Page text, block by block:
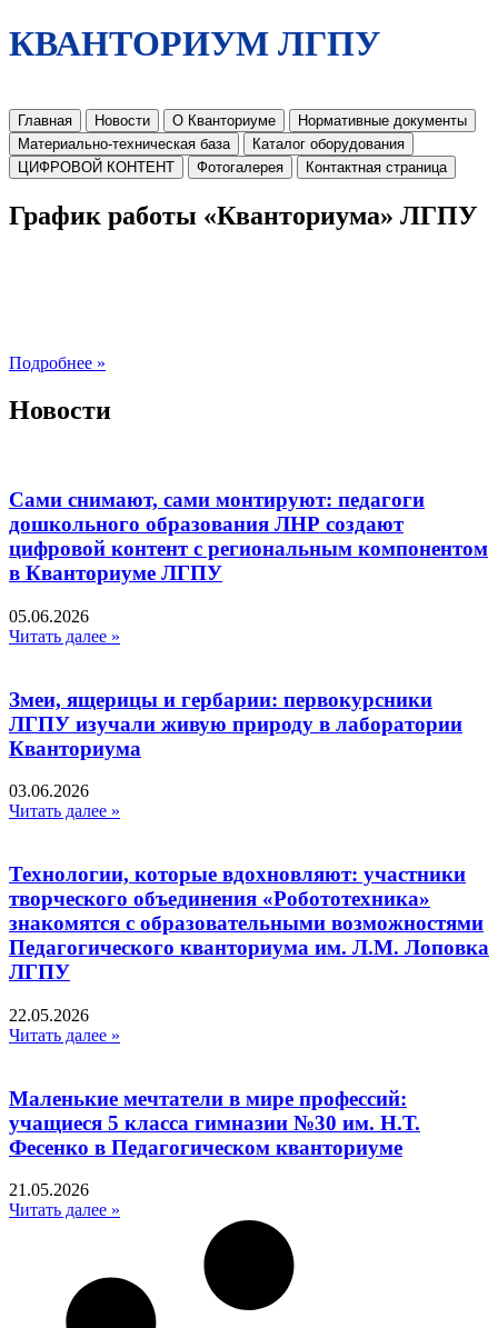
КВАНТОРИУМ ЛГПУ
Главная Новости О Кванториуме
Нормативные документы
Материально-техническая база
Каталог оборудования
ЦИФРОВОЙ КОНТЕНТ
Фотогалерея Контактная страница
График работы «Кванториума» ЛГПУ
Подробнее »
Новости
Сами снимают, сами монтируют: педагоги
дошкольного образования ЛНР создают
цифровой контент с региональным компонентом
в Кванториуме ЛГПУ​
05.06.2026
Читать далее »
Змеи, ящерицы и гербарии: первокурсники
ЛГПУ изучали живую природу в лаборатории
Кванториума
03.06.2026
Читать далее »
Технологии, которые вдохновляют: участники
творческого объединения «Робототехника»
знакомятся с образовательными возможностями
Педагогического кванториума им. Л.М. Лоповка
ЛГПУ
22.05.2026
Читать далее »
Маленькие мечтатели в мире профессий:
учащиеся 5 класса гимназии №30 им. Н.Т.
Фесенко в Педагогическом кванториуме
21.05.2026
Читать далее »